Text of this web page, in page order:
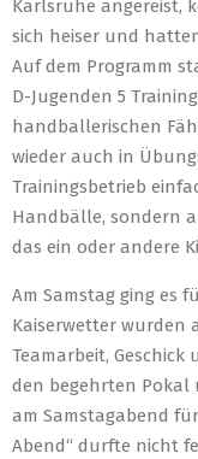
Karlsruhe angereist,
sich heiser und
Auf dem Programm
D-Jugenden 5
handballerischen
wieder auch in
Trainingsbetrieb
Handbälle, sondern
das ein oder andere
Am Samstag ging es
Kaiserwetter wurden
Teamarbeit,
den begehrten Pokal
am Samstagabend
Abend“ durfte nicht